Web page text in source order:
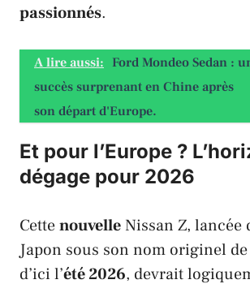
passionnés.
A lire aussi: Ford Mondeo Sedan :
succès surprenant en Chine après
son départ d'Europe.
Et pour l’Europe ?
dégage pour 2026
CettenouvelleNissan Z, lancée
Japon sous son nom originel de
d’ici l’été 2026, devrait